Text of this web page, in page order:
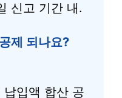
신고 기간 내.
제 되나요?
입액 합산 공